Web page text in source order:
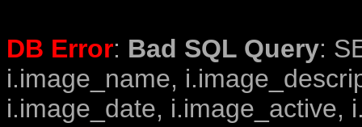
DB Error: Bad SQL Query:
i.image_name,
i.image_date, i.image_active,